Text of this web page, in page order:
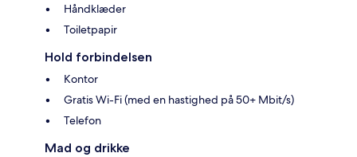
Håndklæder
Toiletpapir
Hold forbindelsen
Kontor
Gratis Wi-Fi (med en hastighed på 50+ Mbit/s)
Telefon
Mad og drikke